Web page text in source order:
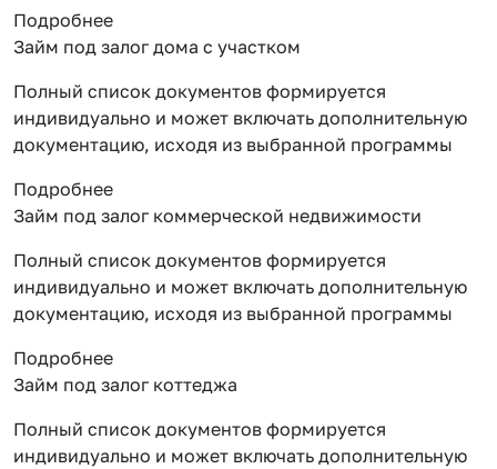
Подробнее
Займ под залог дома с участком
Полный список документов формируется
индивидуально и может включать дополнительную
документацию, исходя из выбранной программы
Подробнее
Займ под залог коммерческой недвижимости
Полный список документов формируется
индивидуально и может включать дополнительную
документацию, исходя из выбранной программы
Подробнее
Займ под залог коттеджа
Полный список документов формируется
индивидуально и может включать дополнительную